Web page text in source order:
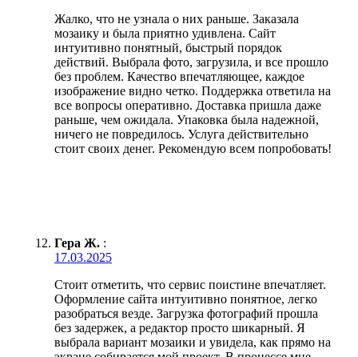
Жалко, что не узнала о них раньше. Заказала
мозаику и была приятно удивлена. Сайт
интуитивно понятный, быстрый порядок
действий. Выбрала фото, загрузила, и все прошло
без проблем. Качество впечатляющее, каждое
изображение видно четко. Поддержка ответила на
все вопросы оперативно. Доставка пришла даже
раньше, чем ожидала. Упаковка была надежной,
ничего не повредилось. Услуга действительно
стоит своих денег. Рекомендую всем попробовать!
Гера Ж. :
17.03.2025
Стоит отметить, что сервис поистине впечатляет.
Оформление сайта интуитивно понятное, легко
разобраться везде. Загрузка фотографий прошла
без задержек, а редактор просто шикарный. Я
выбрала вариант мозаики и увидела, как прямо на